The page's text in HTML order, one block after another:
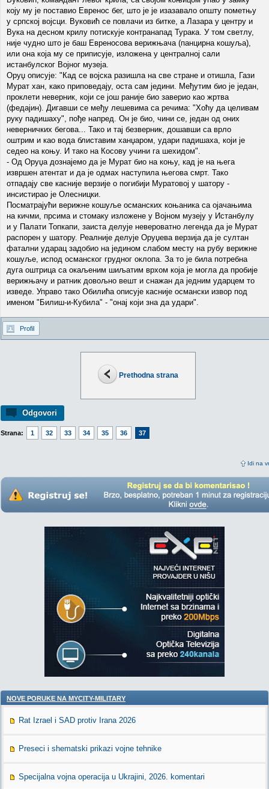
Prethodna strana
Odgovori
Strana: 1 32 33 34 35 36 37
Idi na
коју му је поставио Евренос бег, што је је изазавало општу пометњу
у српској војсци. Вуковић се повлачи из битке, а Лазара у центру и
Вука на десном крилу потискује контранапад Турака. У том светлу,
није чудно што је баш Евреносова верижњача (панцирна кошуља),
или она која му се приписује, изложена у централној сали
истанбулског Војног музеја.
Оруџ описује: "Кад се војска разишла на све стране и отишла, Гази
Мурат хан, како приповедају, оста сам једини. Међутим био је један,
проклети неверник, који се још раније био заверио као жртва
(федајин). Дигавши се међу лешевима са речима: "Хоћу да целивам
руку падишаху", пође напред. Он је био, чини се, један од оних
неверничких бегова... Тако и тај безверник, дошавши са врло
оштрим и као вода блиставим ханџаром, удари падишаха, који је
седео на коњу. И тако на Косову учини га шехидом".
- Од Оруџа дознајемо да је Мурат био на коњу, кад је на њега
извршен атентат и да је одмах наступила његова смрт. Тако
отпадају све касније верзије о погибији Муратовој у шатору -
инсистирао је Олесницки.
Посматрајући верижне кошуље османских коњаника са ојачањима
на кичми, прсима и стомаку изложене у Војном музеју у Истанбулу
и у Палати Топкапи, заиста делује невероватно легенда да је Мурат
распорен у шатору. Реалније делује Оруџева верзија да је султан
фатални ударац задобио на једином слабом месту на рубу верижне
кошуље, испод османског грудног оклопа. За то је била потребна
дуга оштрица са окаљеним шиљатим врхом која је могла да пробије
верижњачу и ратник довољно вешт и снажан да једним ударцем то
изведе. Управо тако Обилића описује касније османски извор под
именом "Билиш-и-Кубила" - "онај који зна да удари".
Profil
NOVE PORUKE NA MYCITY-MILITARY
Rat Izrael i SAD protiv Irana 2026
Preseci i shematski prikazi vojne tehnike
Specijalna vojna operacija u Ukrajini, 2026. komentari